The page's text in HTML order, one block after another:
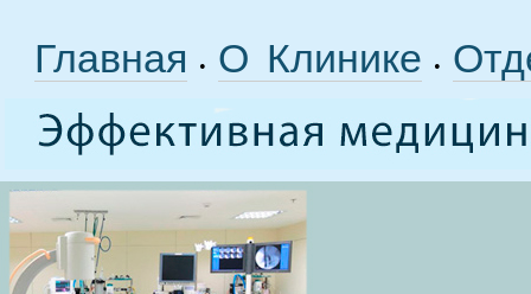
Главная • О Клинике •